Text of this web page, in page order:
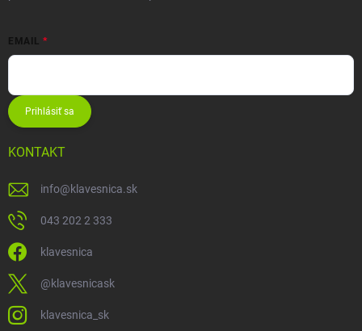
EMAIL
Prihlásiť sa
KONTAKT
info@klavesnica.sk
043 202 2 333
klavesnica
@klavesnicask
klavesnica_sk